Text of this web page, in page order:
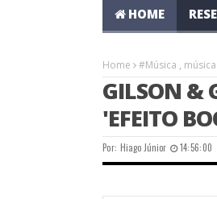
HOME
Home #Música , música
GILSON &
'EFEITO
Por: Hiago Júnior 14:56:00